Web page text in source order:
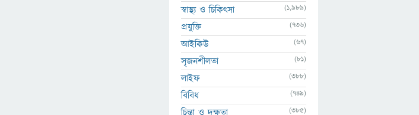
স্বাস্থ্য ও চিকিৎসা (1,989)
প্রযুক্তি (736)
আইকিউ (67)
সৃজনশীলতা (81)
লাইফ (388)
বিবিধ (749)
চিন্তা ও দক্ষতা (385)